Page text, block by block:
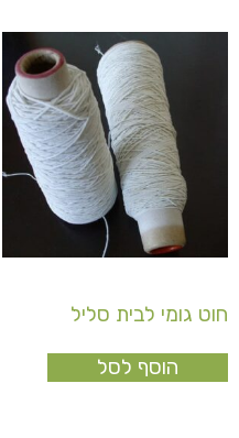
גומי לבית סליל
הוסף לסל